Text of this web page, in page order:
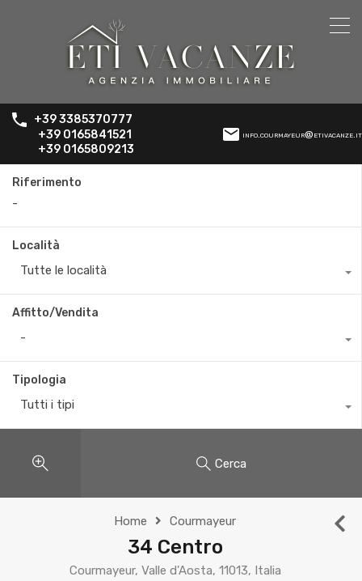
+39 3385370777
+39 0165841521
+39 0165809213
info.courmayeur@etivacanze.it
Riferimento
Località
Tutte le località
Affitto/Vendita
-
Tipologia
Tutti i tipi
Cerca
Home Courmayeur
34 Centro
Courmayeur, Valle d'Aosta, 11013, Italia